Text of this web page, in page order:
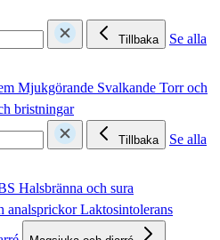
Tillbaka
Se alla
Mjukgörande Svalkande Torr och
bristningar
Tillbaka
Se alla
Halsbränna och sura
analsprickorLaktosintolerans